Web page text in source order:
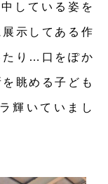
している姿を
示してある作
たり…口をぽか
眺める子ども
輝いていまし